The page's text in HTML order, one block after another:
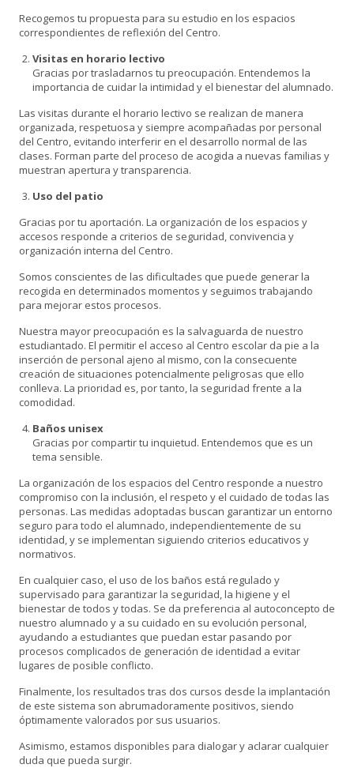
Recogemos tu propuesta para su estudio en los espacios
correspondientes de reflexión del Centro.
Visitas en horario lectivo
Gracias por trasladarnos tu preocupación. Entendemos la
importancia de cuidar la intimidad y el bienestar del alumnado.
Las visitas durante el horario lectivo se realizan de manera
organizada, respetuosa y siempre acompañadas por personal
del Centro, evitando interferir en el desarrollo normal de las
clases. Forman parte del proceso de acogida a nuevas familias y
muestran apertura y transparencia.
Uso del patio
Gracias por tu aportación. La organización de los espacios y
accesos responde a criterios de seguridad, convivencia y
organización interna del Centro.
Somos conscientes de las dificultades que puede generar la
recogida en determinados momentos y seguimos trabajando
para mejorar estos procesos.
Nuestra mayor preocupación es la salvaguarda de nuestro
estudiantado. El permitir el acceso al Centro escolar da pie a la
inserción de personal ajeno al mismo, con la consecuente
creación de situaciones potencialmente peligrosas que ello
conlleva. La prioridad es, por tanto, la seguridad frente a la
comodidad.
Baños unisex
Gracias por compartir tu inquietud. Entendemos que es un
tema sensible.
La organización de los espacios del Centro responde a nuestro
compromiso con la inclusión, el respeto y el cuidado de todas las
personas. Las medidas adoptadas buscan garantizar un entorno
seguro para todo el alumnado, independientemente de su
identidad, y se implementan siguiendo criterios educativos y
normativos.
En cualquier caso, el uso de los baños está regulado y
supervisado para garantizar la seguridad, la higiene y el
bienestar de todos y todas. Se da preferencia al autoconcepto de
nuestro alumnado y a su cuidado en su evolución personal,
ayudando a estudiantes que puedan estar pasando por
procesos complicados de generación de identidad a evitar
lugares de posible conflicto.
Finalmente, los resultados tras dos cursos desde la implantación
de este sistema son abrumadoramente positivos, siendo
óptimamente valorados por sus usuarios.
Asimismo, estamos disponibles para dialogar y aclarar cualquier
duda que pueda surgir.